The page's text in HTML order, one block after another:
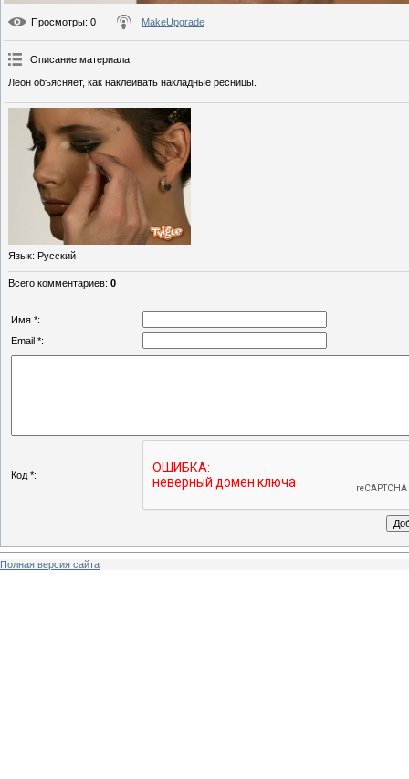
Просмотры: 0 MakeUpgrade
Описание материала:
Леон объясняет, как наклеивать накладные ресницы.
Язык: Русский
Всего комментариев: 0
Имя *:
Email *:
Код *:
Полная версия сайта